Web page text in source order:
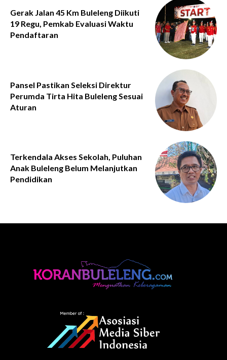
Gerak Jalan 45 Km Buleleng Diikuti
19 Regu, Pemkab Evaluasi Waktu
Pendaftaran
Pansel Pastikan Seleksi Direktur
Perumda Tirta Hita Buleleng Sesuai
Aturan
Terkendala Akses Sekolah, Puluhan
Anak Buleleng Belum Melanjutkan
Pendidikan